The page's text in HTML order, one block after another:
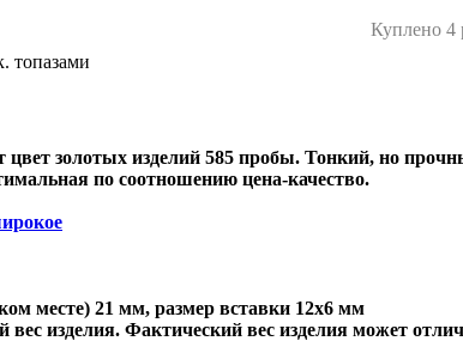
Куплено 4
топазами
цвет золотых изделий 585 пробы. Тонкий, но
по соотношению цена-качество.
месте) 21 мм, размер вставки 12х6 мм
вес изделия. Фактический вес изделия может